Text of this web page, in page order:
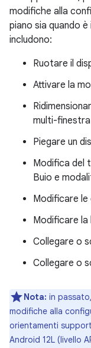
modifiche alla
piano sia quando
includono:
Ruotare il
Attivare la
multi-
Piegare un
Modifica del
Buio e
Modificare le
Modificare la
Collegare o
Collegare o
Nota: in
modifiche alla
orientamenti
Android 12L (livello